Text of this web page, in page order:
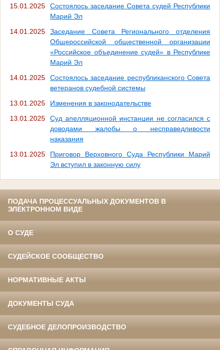
15.01.2025
Состоялось заседание Совета судей Республики
Марий Эл
14.01.2025
Заседание Совета Регионального отделения
Общероссийской общественной организации
«Российское объединение судей» в Республике
Марий Эл
14.01.2025
Состоялось заседание республиканского Совета
ветеранов судебной системы
13.01.2025
Изменения в законодательстве
13.01.2025
Суд апелляционной инстанции не согласился с
доводами жалобы о несправедливости
наказания
13.01.2025
Приговор Верховного Суда Республики Марий
Эл вступил в законную силу
ПОДАЧА ПРОЦЕССУАЛЬНЫХ ДОКУМЕНТОВ В
ЭЛЕКТРОННОМ ВИДЕ
О СУДЕ
СУДЕЙСКОЕ СООБЩЕСТВО
НОРМАТИВНЫЕ АКТЫ
ДОКУМЕНТЫ СУДА
СУДЕБНОЕ ДЕЛОПРОИЗВОДСТВО